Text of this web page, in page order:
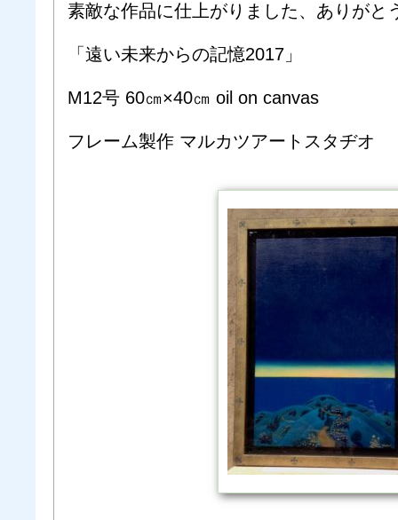
素敵な作品に仕上がりました、ありがと
「遠い未来からの記憶2017」
M12号 60㎝×40㎝ oil on canvas
フレーム製作 マルカツアートスタヂオ